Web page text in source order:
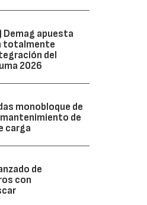
Demag apuesta
totalmente
del
2026
monobloque de
de
carga
de
con